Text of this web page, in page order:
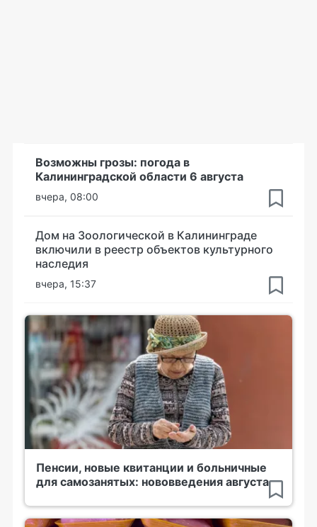
Возможны грозы: погода в
Калининградской области 6 августа
вчера, 08:00
Дом на Зоологической в Калининграде
включили в реестр объектов культурного
наследия
вчера, 15:37
Пенсии, новые квитанции и больничные
для самозанятых: нововведения августа